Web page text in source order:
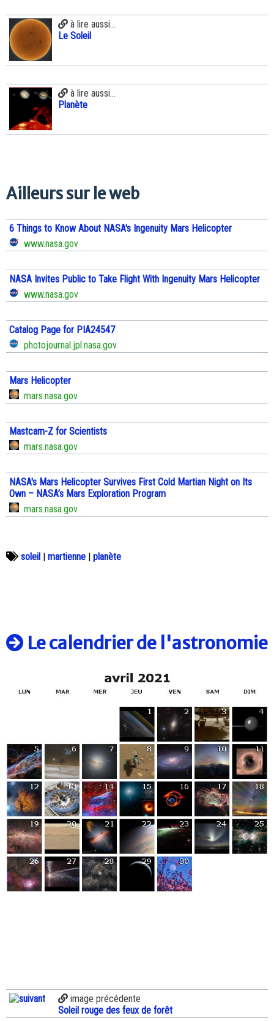
à lire aussi...
Le Soleil
à lire aussi...
Planète
Ailleurs sur le web
6 Things to Know About NASA's Ingenuity Mars Helicopter
www.nasa.gov
NASA Invites Public to Take Flight With Ingenuity Mars Helicopter
www.nasa.gov
Catalog Page for PIA24547
photojournal.jpl.nasa.gov
Mars Helicopter
mars.nasa.gov
Mastcam-Z for Scientists
mars.nasa.gov
NASA's Mars Helicopter Survives First Cold Martian Night on Its
Own – NASA’s Mars Exploration Program
mars.nasa.gov
soleil martienne planète
Le calendrier de l'astronomie
image précédente
Soleil rouge des feux de forêt